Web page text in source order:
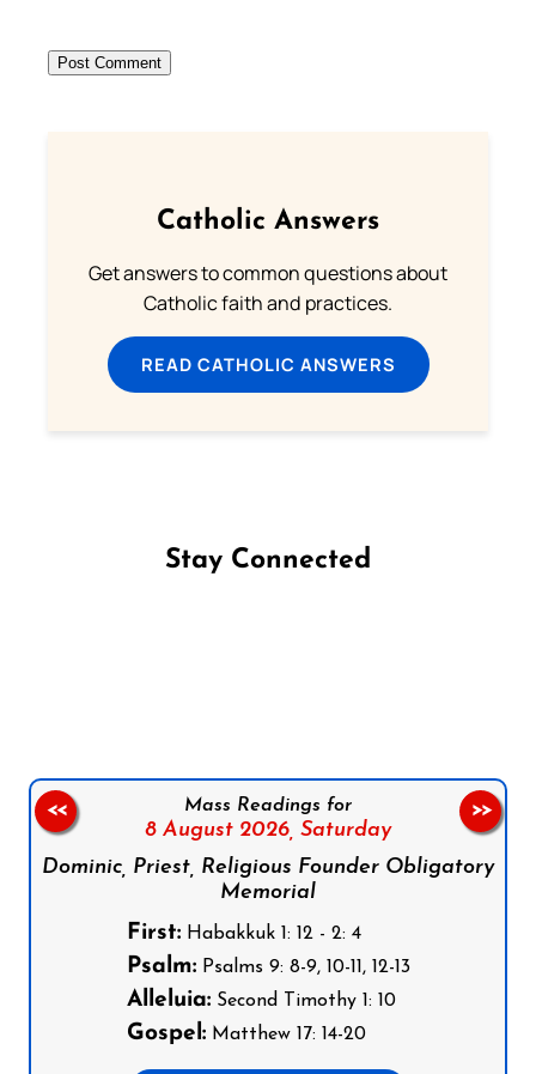
Catholic Answers
Get answers to common questions about
Catholic faith and practices.
READ CATHOLIC ANSWERS
Stay Connected
Mass Readings for
8 August 2026, Saturday
Dominic, Priest, Religious Founder Obligatory
Memorial
First:Habakkuk 1: 12 - 2: 4
Psalm:Psalms 9: 8-9, 10-11, 12-13
Alleluia:Second Timothy 1: 10
Gospel:Matthew 17: 14-20
<< >>